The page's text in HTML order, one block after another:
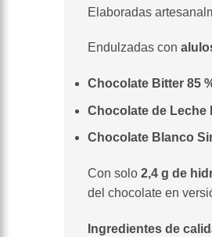
Elaboradas
Endulzadas con
Chocolate Bitter 85
Chocolate de Leche
Chocolate Blanco
Con solo2,4 g de
del chocolate en
Ingredientes de